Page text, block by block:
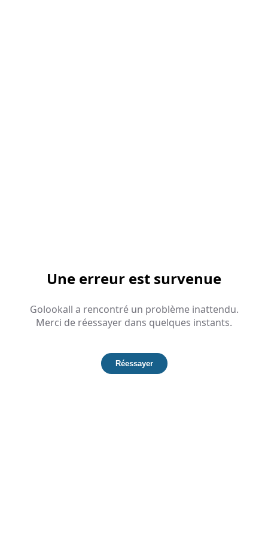
Une erreur est survenue
Golookall a rencontré un problème inattendu.
Merci de réessayer dans quelques instants.
Réessayer